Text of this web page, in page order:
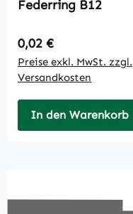
Federring B12
Regulärer Preis:
0,02 €
Preise exkl. MwSt. zzgl.
Versandkosten
In den Warenkorb